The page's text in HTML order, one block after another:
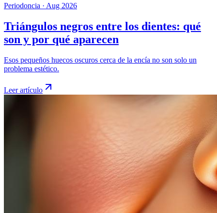
Periodoncia · Aug 2026
Triángulos negros entre los dientes: qué
son y por qué aparecen
Esos pequeños huecos oscuros cerca de la encía no son solo un
problema estético.
Leer artículo